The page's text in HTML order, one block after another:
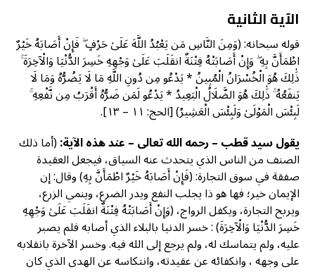
الآية الثانية
قوله سبحانه: (وَمِنَ النَّاسِ مَن يَعْبُدُ اللَّهَ عَلَىٰ حَرْفٍ ۖ فَإِنْ أَصَابَهُ خَيْرٌ
اطْمَأَنَّ بِهِ ۖ وَإِنْ أَصَابَتْهُ فِتْنَةٌ انقَلَبَ عَلَىٰ وَجْهِهِ خَسِرَ الدُّنْيَا وَالْآخِرَةَ ۚ
ذَٰلِكَ هُوَ الْخُسْرَانُ الْمُبِينُ * يَدْعُو مِن دُونِ اللَّهِ مَا لَا يَضُرُّهُ وَمَا لَا
يَنفَعُهُ ۚ ذَٰلِكَ هُوَ الضَّلَالُ الْبَعِيدُ * يَدْعُو لَمَن ضَرُّهُ أَقْرَبُ مِن نَّفْعِهِ ۚ
لَبِئْسَ الْمَوْلَىٰ وَلَبِئْسَ الْعَشِيرُ) [الحج: ١١ – ١٣].
يقول سيد قطب – رحمه الله تعالى – عند هذه الآية:(أما ذلك
الصنف من الناس الذي يتحدث عنه السياق، فيجعل العقيدة
صفقة في سوق التجارة: (فَإِنْ أَصَابَهُ خَيْرٌ اطْمَأَنَّ بِهِ) وقال: إن
الإيمان خير؛ فها هو ذا يجلب النفع ويدر الضرع، وينمي الزرع،
ويربح التجارة، ويكفل الرواج، (وَإِنْ أَصَابَتْهُ فِتْنَةٌ انقَلَبَ عَلَىٰ وَجْهِهِ
خَسِرَ الدُّنْيَا وَالْآخِرَةَ) : خسر الدنيا بالبلاء الذي أصابه فلم يصبر
عليه، ولم يتماسك له، ولم يرجع إلى الله فيه. وخسر الآخرة بانقلابه
على وجهه ، وانكفائه عن عقیدته، وانتكاسه عن الهدى الذي كان